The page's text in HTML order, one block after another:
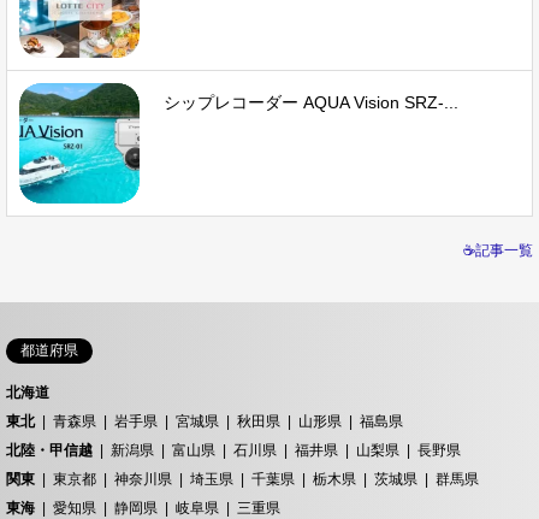
シップレコーダー AQUA Vision SRZ-...
☕記事一覧
都道府県
北海道
東北
青森県 岩手県 宮城県 秋田県 山形県
福島県
北陸・甲信越
新潟県 富山県 石川県 福井県 山梨県
長野県
関東
東京都 神奈川県 埼玉県 千葉県 栃木県 茨城県
群馬県
東海
愛知県 静岡県 岐阜県
三重県